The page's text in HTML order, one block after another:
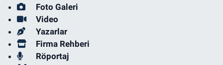
Foto Galeri
Video
Yazarlar
Firma Rehberi
Röportaj